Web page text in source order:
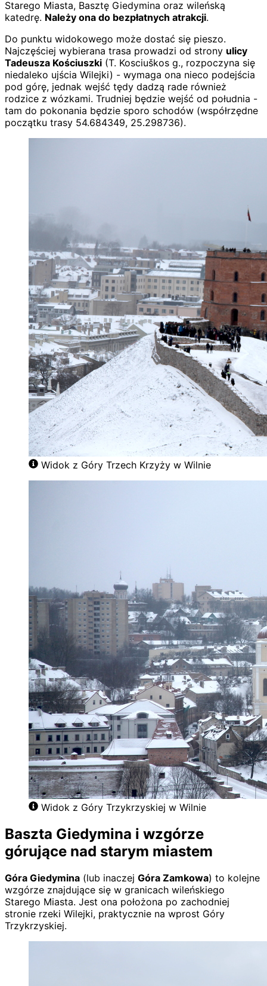
Starego Miasta, Basztę Giedymina oraz wileńską
katedrę. Należy ona do bezpłatnych atrakcji.
Do punktu widokowego może dostać się pieszo.
Najczęściej wybierana trasa prowadzi od strony ulicy
Tadeusza Kościuszki (T. Kosciuškos g., rozpoczyna się
niedaleko ujścia Wilejki) - wymaga ona nieco podejścia
pod górę, jednak wejść tędy dadzą rade również
rodzice z wózkami. Trudniej będzie wejść od południa -
tam do pokonania będzie sporo schodów (współrzędne
początku trasy 54.684349, 25.298736).
Widok z Góry Trzech Krzyży w Wilnie
Widok z Góry Trzykrzyskiej w Wilnie
Baszta Giedymina i wzgórze
górujące nad starym miastem
Góra Giedymina (lub inaczej Góra Zamkowa) to kolejne
wzgórze znajdujące się w granicach wileńskiego
Starego Miasta. Jest ona położona po zachodniej
stronie rzeki Wilejki, praktycznie na wprost Góry
Trzykrzyskiej.